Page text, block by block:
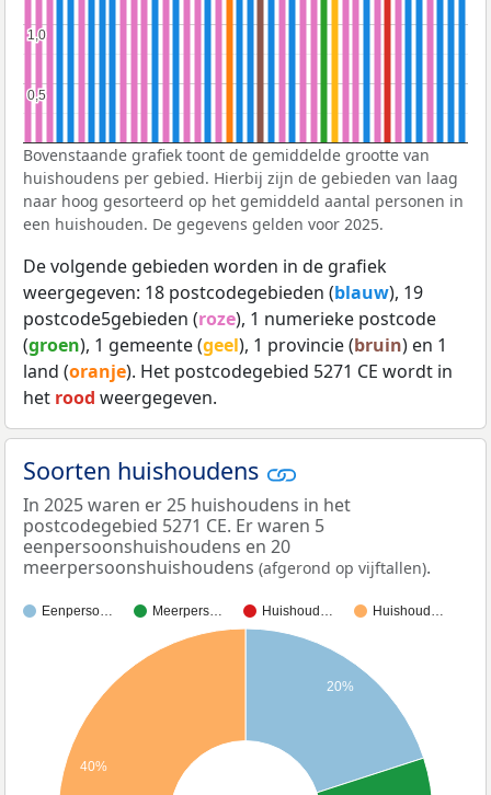
0,5
0,5
1,0
1,0
Bovenstaande grafiek toont de gemiddelde grootte van
huishoudens per gebied. Hierbij zijn de gebieden van laag
naar hoog gesorteerd op het gemiddeld aantal personen in
een huishouden. De gegevens gelden voor 2025.
De volgende gebieden worden in de grafiek
weergegeven: 18 postcodegebieden (blauw), 19
postcode5gebieden (roze), 1 numerieke postcode
(groen), 1 gemeente (geel), 1 provincie (bruin) en 1
land (oranje). Het postcodegebied 5271 CE wordt in
het rood weergegeven.
Soorten huishoudens
In 2025 waren er 25 huishoudens in het
postcodegebied 5271 CE. Er waren 5
eenpersoonshuishoudens en 20
meerpersoonshuishoudens (afgerond op vijftallen).
Eenperso… Meerpers… Huishoud… Huishoud…
20%
40%